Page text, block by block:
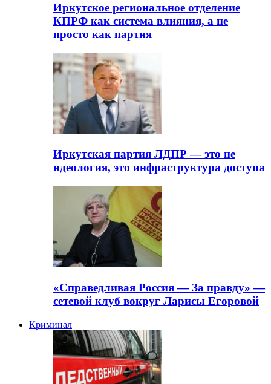
Иркутское региональное отделение
КПРФ как система влияния, а не
просто как партия
Иркутская партия ЛДПР — это не
идеология, это инфраструктура доступа
«Справедливая Россия — За правду» —
сетевой клуб вокруг Ларисы Егоровой
Криминал